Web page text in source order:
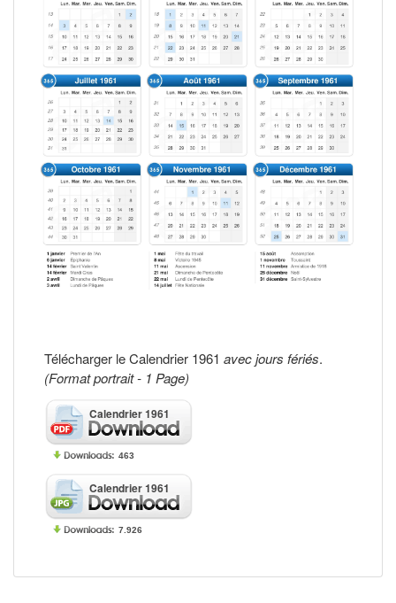
Télécharger le Calendrier 1961avec jours fériés.
(Format portrait - 1 Page)
Calendrier 1961
463
Calendrier 1961
7.926